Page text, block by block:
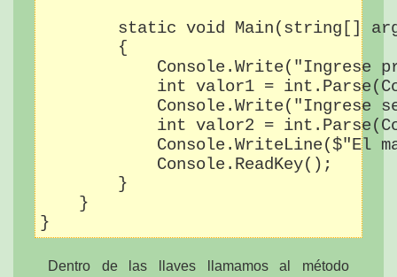
static void Main(string[]
        {
Console.Write("Ingrese
int valor1 =
Console.Write("Ingrese
int valor2 =
Console.WriteLine($"El
            Console.ReadKey();
        }
    }
Dentro de las llaves llamamos al método